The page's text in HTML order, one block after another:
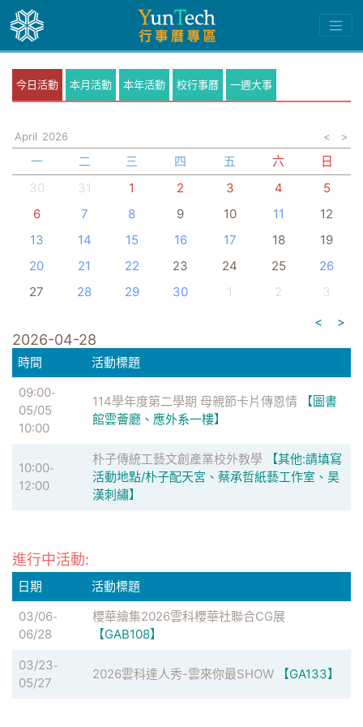
今日活動 本月活動 本年活動 校行事曆 一週大事
April 2026 < >
一 二 三 四 五 六
日
30
31 1 2 3 4
5
6
7 8 9 10 11
12
13
14 15 16 17 18
19
20
21 22 23 24 25
26
27
28 29 30 1 2
3
<
>
2026-04-28
時間
活動標題
09:00-
05/05
10:00
114學年度第二學期 母親節卡片傳恩情
【圖書
館雲薈廳、應外系一樓】
10:00-
12:00
朴子傳統工藝文創產業校外教學
【其他:請填寫
活動地點/朴子配天宮、蔡承哲紙藝工作室、昊
漢刺繡】
進行中活動:
日期
活動標題
03/06-
06/28
櫻華繪集2026雲科櫻華社聯合CG展
【GAB108】
03/23-
05/27
2026雲科達人秀-雲來你最SHOW 【GA133】